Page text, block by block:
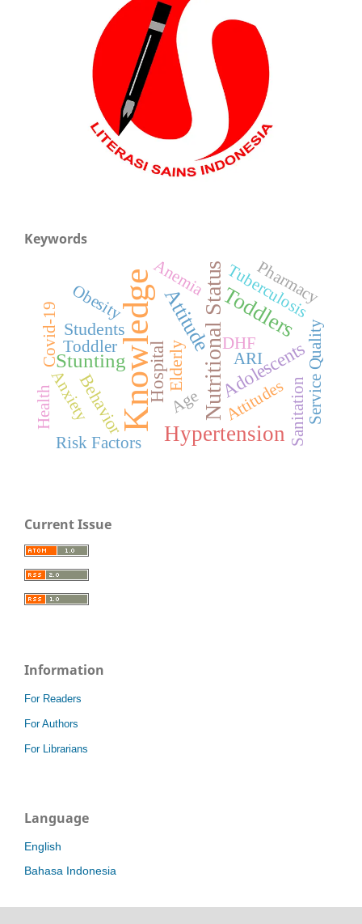
Keywords
Knowledge Nutritional Status
Hypertension
Toddlers
Attitude
Stunting Adolescents
HospitalElderly
Students
Behavior
Tuberculosis
Obesity
Risk Factors Sanitation
Covid-19
Pharmacy
Attitudes
Anemia
Age Service Quality
ARI
Anxiety
DHF
Toddler
Health
Current Issue
Information
For Readers
For Authors
For Librarians
Language
English
Bahasa Indonesia